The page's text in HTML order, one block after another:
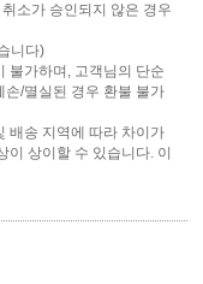
소가 승인되지 않은 경우
니다)
불가하며, 고객님의 단순
손/멸실된 경우 환불 불가
배송 지역에 따라 차이가
상이할 수 있습니다. 이